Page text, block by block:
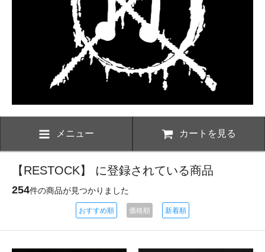
メニュー カートを見る
【RESTOCK】 に登録されている商品
254件の商品が見つかりました
おすすめ順 価格順 新着順